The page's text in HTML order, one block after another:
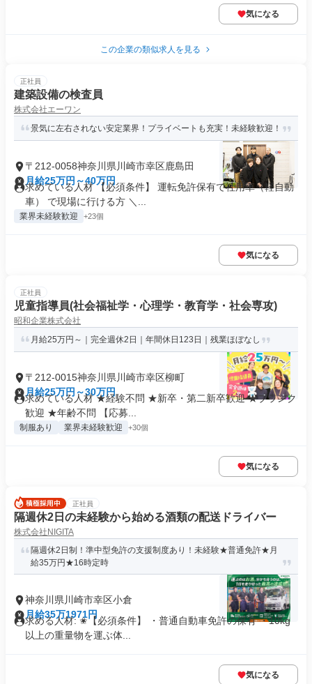
気になる
この企業の類似求人を見る
正社員
建築設備の検査員
株式会社エーワン
景気に左右されない安定業界！プライベートも充実！未経験歓迎！
〒212-0058神奈川県川崎市幸区鹿島田
月給25万円～40万円
求めている人材 【必須条件】 運転免許保有で社用車（軽自動
車） で現場に行ける方 ＼...
業界未経験歓迎 +23個
気になる
正社員
児童指導員(社会福祉学・心理学・教育学・社会専攻)
昭和企業株式会社
月給25万円～｜完全週休2日｜年間休日123日｜残業ほぼなし
〒212-0015神奈川県川崎市幸区柳町
月給25万円～30万円
求めている人材 ★経験不問 ★新卒・第二新卒歓迎 ★ブランク
歓迎 ★年齢不問 【応募...
制服あり 業界未経験歓迎 +30個
気になる
正社員
隔週休2日の未経験から始める酒類の配送ドライバー
株式会社NIGITA
隔週休2日制！準中型免許の支援制度あり！未経験★普通免許★月
給35万円★16時定時
神奈川県川崎市幸区小倉
月給35万1971円
求める人材: ✬【必須条件】 ・普通自動車免許の保有 ・10kg
以上の重量物を運ぶ体...
気になる